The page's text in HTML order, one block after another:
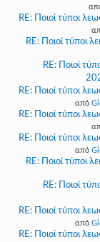
RE: Ποιοί τύποι
RE: Ποιοί τύποι
RE: Ποιοί
RE: Ποιοί τύποι
από
RE: Ποιοί τύποι
RE: Ποιοί τύποι
από
RE: Ποιοί τύποι
RE: Ποιοί
RE: Ποιοί τύποι
από
RE: Ποιοί τύποι